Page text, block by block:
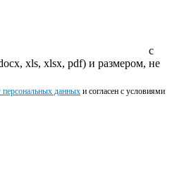
с
xls, xlsx, pdf) и размером, не
персональных данных и согласен с условиями